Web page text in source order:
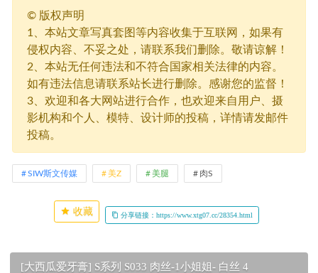
© 版权声明
1、本站文章写真套图等内容收集于互联网，如果有
侵权内容、不妥之处，请联系我们删除。敬请谅解！
2、本站无任何违法和不符合国家相关法律的内容。
如有违法信息请联系站长进行删除。感谢您的监督！
3、欢迎和各大网站进行合作，也欢迎来自用户、摄
影机构和个人、模特、设计师的投稿，详情请发邮件
投稿。
SIW斯文传媒 美Z 美腿 肉S
收藏 分享链接：https://www.xtg07.cc/28354.html
[大西瓜爱牙膏] S系列 S033 肉丝-1小姐姐- 白丝 4